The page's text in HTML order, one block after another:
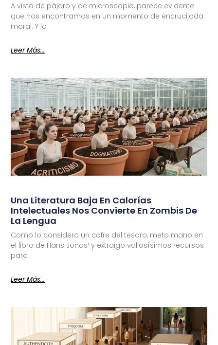
A vista de pájaro y de microscopio, parece evidente
que nos encontramos en un momento de encrucijada
moral. Y lo
Leer Más...
Una Literatura Baja En Calorías
Intelectuales Nos Convierte En Zombis De
La Lengua
Como lo considero un cofre del tesoro, meto mano en
el libro de Hans Jonas¹ y extraigo valiosísimos recursos
para
Leer Más...